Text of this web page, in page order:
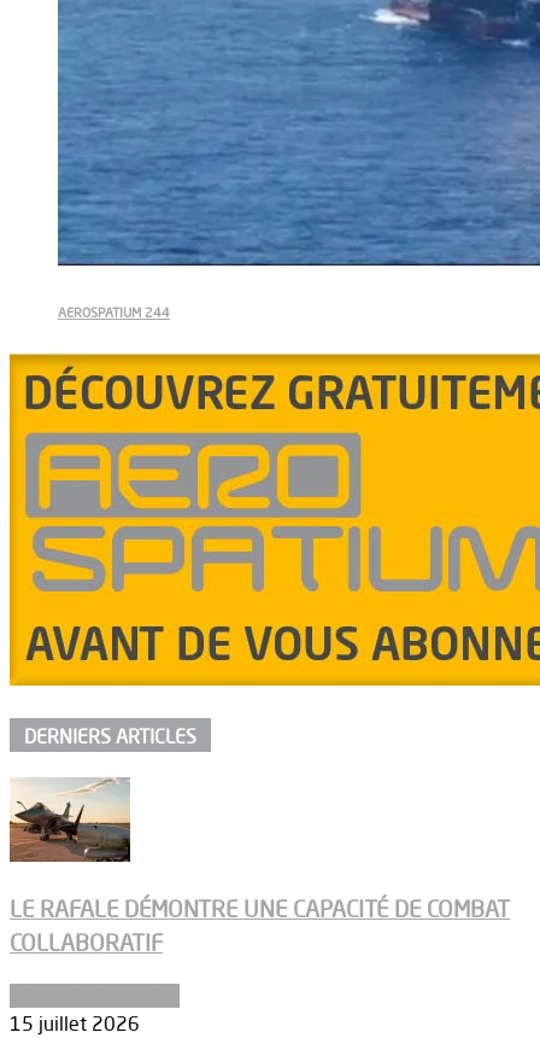
AEROSPATIUM 244
DERNIERS ARTICLES
LE RAFALE DÉMONTRE UNE CAPACITÉ DE COMBAT
COLLABORATIF
15 juillet 2026